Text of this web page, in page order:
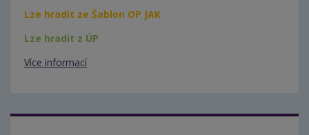
Lze hradit ze Šablon OP JAK
Lze hradit z ÚP
Více informací